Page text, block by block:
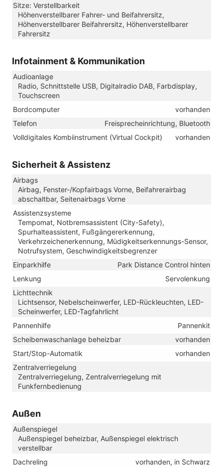
Sitze: Verstellbarkeit
Höhenverstellbarer Fahrer- und Beifahrersitz,
Höhenverstellbarer Beifahrersitz, Höhenverstellbarer
Fahrersitz
Infotainment & Kommunikation
Audioanlage
Radio, Schnittstelle USB, Digitalradio DAB, Farbdisplay,
Touchscreen
Bordcomputer
vorhanden
Telefon
Freisprecheinrichtung, Bluetooth
Volldigitales Kombiinstrument (Virtual Cockpit)
vorhanden
Sicherheit & Assistenz
Airbags
Airbag, Fenster-/Kopfairbags Vorne, Beifahrerairbag
abschaltbar, Seitenairbags Vorne
Assistenzsysteme
Tempomat, Notbremsassistent (City-Safety),
Spurhalteassistent, Fußgängererkennung,
Verkehrzeichenerkennung, Müdigkeitserkennungs-Sensor,
Notrufsystem, Geschwindigkeitsbegrenzer
Einparkhilfe
Park Distance Control hinten
Lenkung
Servolenkung
Lichttechnik
Lichtsensor, Nebelscheinwerfer, LED-Rückleuchten, LED-
Scheinwerfer, LED-Tagfahrlicht
Pannenhilfe
Pannenkit
Scheibenwaschanlage beheizbar
vorhanden
Start/Stop-Automatik
vorhanden
Zentralverriegelung
Zentralverriegelung, Zentralverriegelung mit
Funkfernbedienung
Außen
Außenspiegel
Außenspiegel beheizbar, Außenspiegel elektrisch
verstellbar
Dachreling
vorhanden, in Schwarz